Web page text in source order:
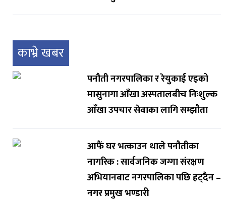
काभ्रे खबर
पनौती नगरपालिका र रेयुकाई एइको
मासुनागा आँखा अस्पतालबीच निःशुल्क
आँखा उपचार सेवाका लागि सम्झौता
आफैं घर भत्काउन थाले पनौतीका
नागरिक : सार्वजनिक जग्गा संरक्षण
अभियानबाट नगरपालिका पछि हट्दैन –
नगर प्रमुख भण्डारी